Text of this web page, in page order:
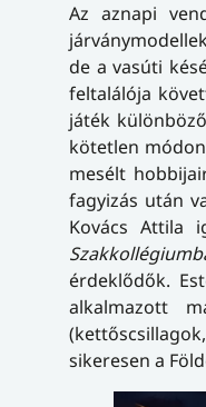
Az aznapi
de a vasúti
feltalálója
játék
kötetlen
mesélt
fagyizás után
Kovács Attila
érdeklődők.
alkalmazott
sikeresen a